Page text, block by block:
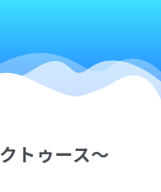
トゥース～